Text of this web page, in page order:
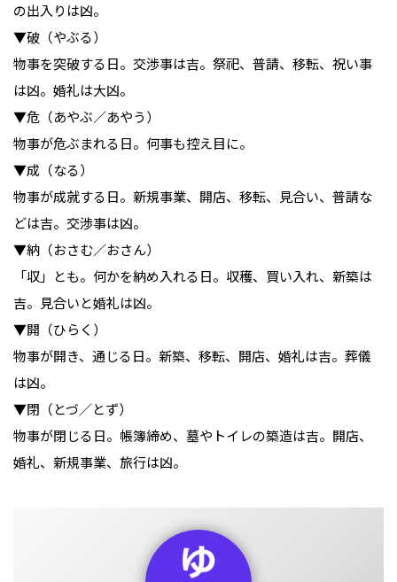
の出入りは凶。
▼破（やぶる）
物事を突破する日。交渉事は吉。祭祀、普請、移転、祝い事
は凶。婚礼は大凶。
▼危（あやぶ／あやう）
物事が危ぶまれる日。何事も控え目に。
▼成（なる）
物事が成就する日。新規事業、開店、移転、見合い、普請な
どは吉。交渉事は凶。
▼納（おさむ／おさん）
「収」とも。何かを納め入れる日。収穫、買い入れ、新築は
吉。見合いと婚礼は凶。
▼開（ひらく）
物事が開き、通じる日。新築、移転、開店、婚礼は吉。葬儀
は凶。
▼閉（とづ／とず）
物事が閉じる日。帳簿締め、墓やトイレの築造は吉。開店、
婚礼、新規事業、旅行は凶。